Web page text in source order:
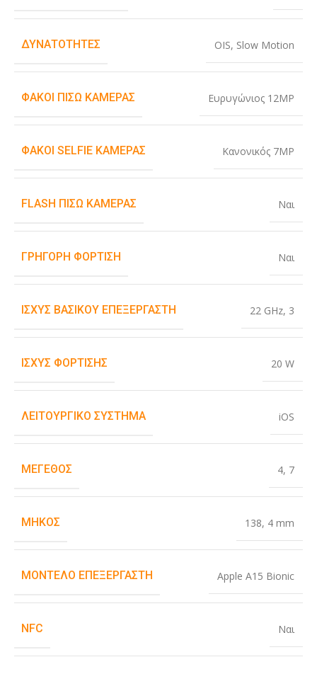
ΔΥΝΑΤΌΤΗΤΕΣ OIS, Slow Motion
ΦΑΚΟΊ ΠΊΣΩ ΚΆΜΕΡΑΣ Ευρυγώνιος 12MP
ΦΑΚΟΊ SELFIE ΚΆΜΕΡΑΣ Κανονικός 7MP
FLASH ΠΊΣΩ ΚΆΜΕΡΑΣ Ναι
ΓΡΉΓΟΡΗ ΦΌΡΤΙΣΗ Ναι
ΙΣΧΎΣ ΒΑΣΙΚΟΎ ΕΠΕΞΕΡΓΑΣΤΉ 22 GHz, 3
ΙΣΧΎΣ ΦΌΡΤΙΣΗΣ 20 W
ΛΕΙΤΟΥΡΓΙΚΌ ΣΎΣΤΗΜΑ iOS
ΜΈΓΕΘΟΣ 4, 7
ΜΉΚΟΣ 138, 4 mm
ΜΟΝΤΈΛΟ ΕΠΕΞΕΡΓΑΣΤΉ Apple A15 Bionic
NFC Ναι